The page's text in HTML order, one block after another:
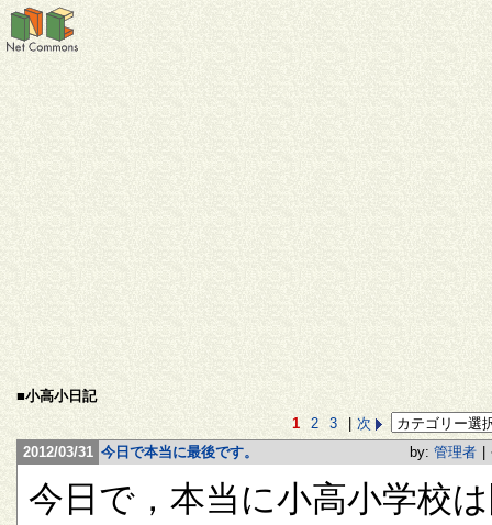
■小高小日記
1
2 3
次
2012/03/31 今日で本当に最後です。 by: 管理者
今日で，本当に小高小学校